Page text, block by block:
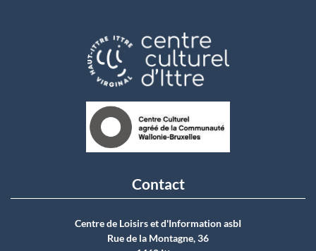
Contact
Centre de Loisirs et d'Information asbI
Rue de la Montagne, 36